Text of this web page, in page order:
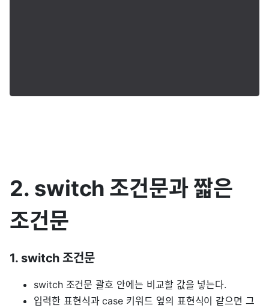
2. switch 조건문과 짧은
조건문
1. switch 조건문
switch 조건문 괄호 안에는 비교할 값을 넣는다.
입력한 표현식과 case 키워드 옆의 표현식이 같으면 그